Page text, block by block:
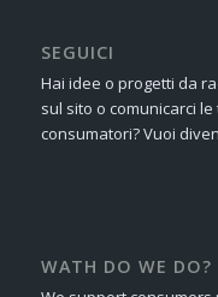
SEGUICI
Hai idee o progetti da
sul sito o comunicarci
consumatori? Vuoi
WATH DO WE DO?